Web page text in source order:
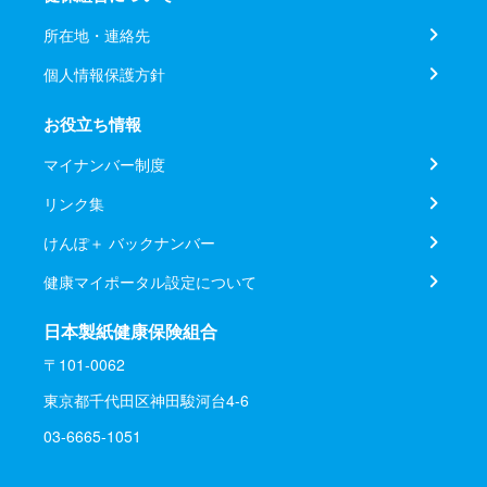
所在地・連絡先
個人情報保護方針
お役立ち情報
マイナンバー制度
リンク集
けんぽ＋ バックナンバー
健康マイポータル設定について
日本製紙健康保険組合
〒101-0062
東京都千代田区神田駿河台4-6
03-6665-1051